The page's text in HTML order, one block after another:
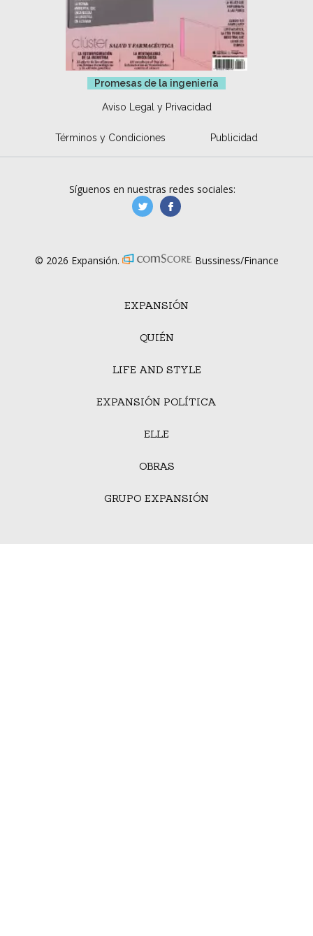
Promesas de la ingeniería
Aviso Legal y Privacidad
Términos y Condiciones Publicidad
EXPANSIÓN
QUIÉN
LIFE AND STYLE
EXPANSIÓN POLÍTICA
ELLE
OBRAS
GRUPO EXPANSIÓN
Síguenos en nuestras redes sociales:
manufacturaGE
© 2026 Expansión. Bussiness/Finance